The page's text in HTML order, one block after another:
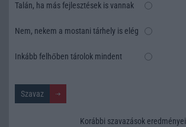
Talán, ha más fejlesztések is vannak
Nem, nekem a mostani tárhely is elég
Inkább felhőben tárolok mindent
Korábbi szavazások eredményei